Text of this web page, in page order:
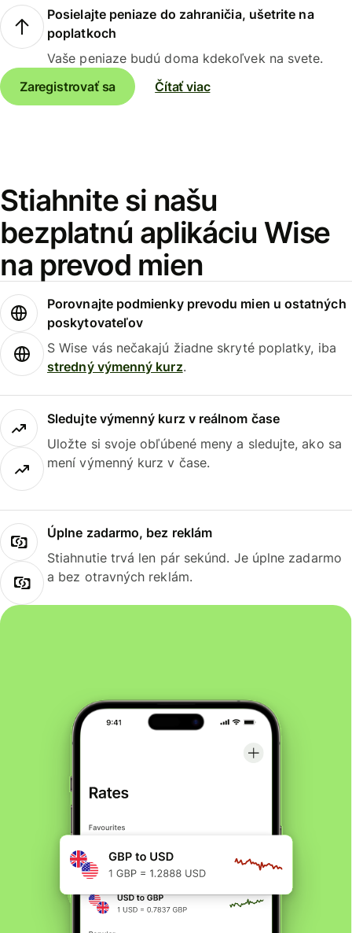
Posielajte peniaze do zahraničia, ušetrite na
poplatkoch
Vaše peniaze budú doma kdekoľvek na svete.
Zaregistrovať sa
Čítať viac
Stiahnite si našu
bezplatnú aplikáciu Wise
na prevod mien
Porovnajte podmienky prevodu mien u ostatných
poskytovateľov
S Wise vás nečakajú žiadne skryté poplatky, iba
stredný výmenný kurz.
Sledujte výmenný kurz v reálnom čase
Uložte si svoje obľúbené meny a sledujte, ako sa
mení výmenný kurz v čase.
Úplne zadarmo, bez reklám
Stiahnutie trvá len pár sekúnd. Je úplne zadarmo
a bez otravných reklám.